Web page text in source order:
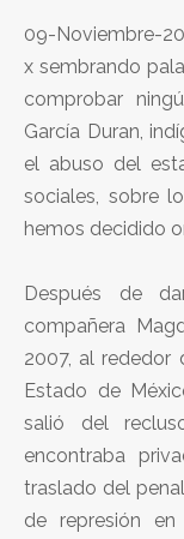
09-Noviembre-
x sembrando
comprobar
García Duran,
el abuso del
sociales, sobre
hemos decidido
Después de
compañera
2007, al rededor
Estado de
salió del
encontraba
traslado del
de represión